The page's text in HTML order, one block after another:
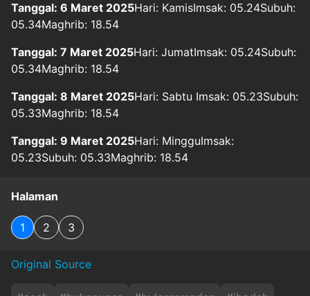
Tanggal: 6 Maret 2025Hari: KamisImsak: 05.24Subuh:
05.34Maghrib: 18.54
Tanggal: 7 Maret 2025Hari: JumatImsak: 05.24Subuh:
05.34Maghrib: 18.54
Tanggal: 8 Maret 2025Hari: Sabtu Imsak: 05.23Subuh:
05.33Maghrib: 18.54
Tanggal: 9 Maret 2025Hari: MingguImsak:
05.23Subuh: 05.33Maghrib: 18.54
Halaman
1 2 3
Original Source